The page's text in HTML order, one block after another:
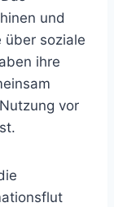
und
über soziale
ihre
vor